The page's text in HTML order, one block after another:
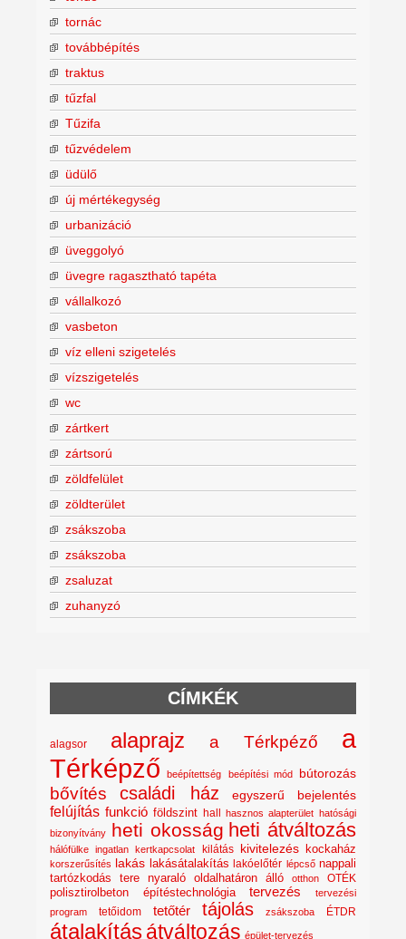
tornác
továbbépítés
traktus
tűzfal
Tűzifa
tűzvédelem
üdülő
új mértékegység
urbanizáció
üveggolyó
üvegre ragasztható tapéta
vállalkozó
vasbeton
víz elleni szigetelés
vízszigetelés
wc
zártkert
zártsorú
zöldfelület
zöldterület
zsákszoba
zsákszoba
zsaluzat
zuhanyzó
CÍMKÉK
alagsor alaprajz a Térkpéző
a
Térképző
beépítettség beépítési mód bútorozás
bővítés családi ház egyszerű bejelentés
felújítás funkció földszint hall hasznos alapterület hatósági
bizonyítvány heti okosság heti átváltozás
hálófülke ingatlan kertkapcsolat kilátás kivitelezés kockaház
korszerűsítés lakás lakásátalakítás lakóelőtér lépcső nappali
tartózkodás tere
nyaraló oldalhatáron álló otthon OTÉK
polisztirolbeton építéstechnológia tervezés
tervezési
program
tetőidom tetőtér tájolás zsákszoba ÉTDR
átalakításátváltozás épület-tervezés